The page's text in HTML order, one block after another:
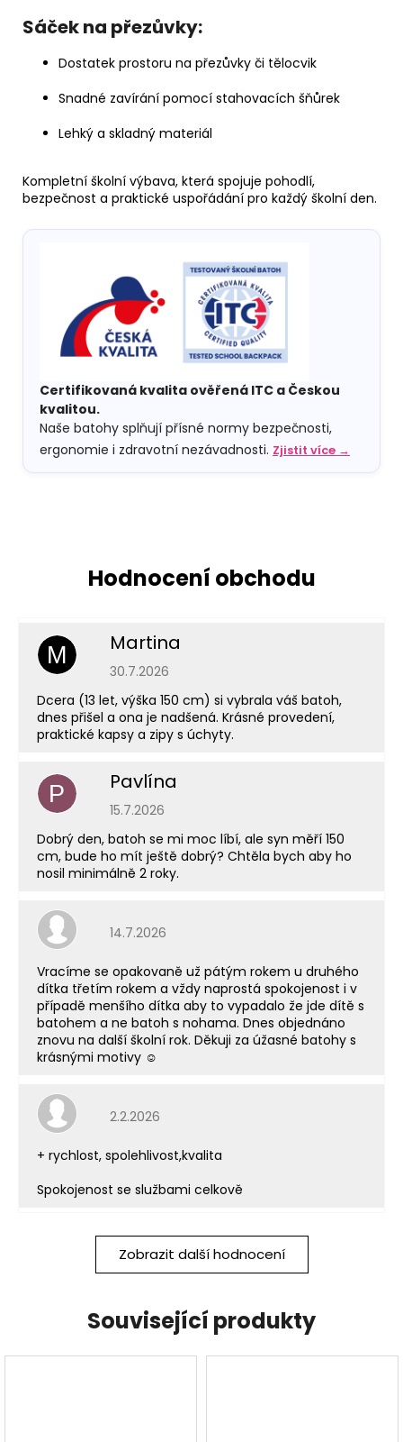
Sáček na přezůvky:
Dostatek prostoru na přezůvky či tělocvik
Snadné zavírání pomocí stahovacích šňůrek
Lehký a skladný materiál
Kompletní školní výbava, která spojuje pohodlí,
bezpečnost a praktické uspořádání pro každý školní den.
Certifikovaná kvalita ověřená ITC a Českou
kvalitou.
Naše batohy splňují přísné normy bezpečnosti,
ergonomie i zdravotní nezávadnosti. Zjistit více →
M Martina
Hodnocení obchodu je 5 z 5 hvězdiček.
30.7.2026
Dcera (13 let, výška 150 cm) si vybrala váš batoh,
dnes přišel a ona je nadšená. Krásné provedení,
praktické kapsy a zipy s úchyty.
P Pavlína
Hodnocení obchodu je 5 z 5 hvězdiček.
15.7.2026
Dobrý den, batoh se mi moc líbí, ale syn měří 150
cm, bude ho mít ještě dobrý? Chtěla bych aby ho
nosil minimálně 2 roky.
Hodnocení obchodu je 5 z 5 hvězdiček.
14.7.2026
Vracíme se opakovaně už pátým rokem u druhého
dítka třetím rokem a vždy naprostá spokojenost i v
případě menšího dítka aby to vypadalo že jde dítě s
batohem a ne batoh s nohama. Dnes objednáno
znovu na další školní rok. Děkuji za úžasné batohy s
krásnými motivy ☺️
Hodnocení obchodu je 5 z 5 hvězdiček.
2.2.2026
+ rychlost, spolehlivost,kvalita
Spokojenost se službami celkově
Zobrazit další hodnocení
Související produkty